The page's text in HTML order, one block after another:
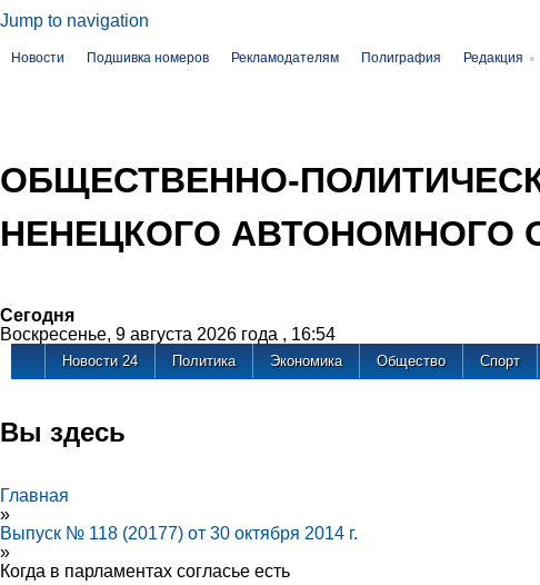
Jump to navigation
Новости Подшивка номеров Рекламодателям Полиграфия Редакция
ОБЩЕСТВЕННО-
НЕНЕЦКОГО АВТОНОМНОГО
Сегодня
Воскресенье, 9 августа 2026 года , 16:54
Новости 24 Политика Экономика Общество Спорт
Вы здесь
Главная
»
Выпуск № 118 (20177) от 30 октября 2014 г.
»
Когда в парламентах согласье есть